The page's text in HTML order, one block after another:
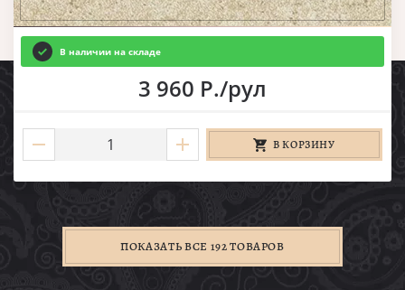
В наличии на складе
3 960 Р./рул
В КОРЗИНУ
ПОКАЗАТЬ ВСЕ 192 ТОВАРОВ